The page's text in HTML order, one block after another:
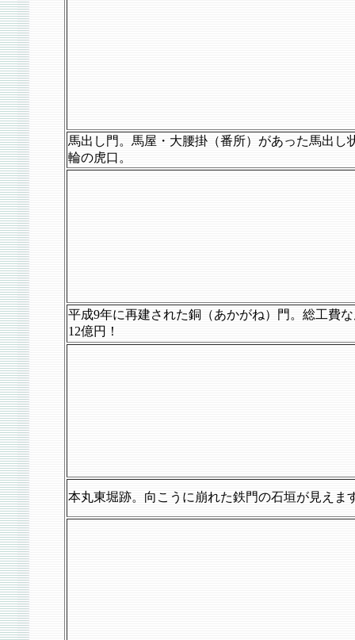
馬出し門。馬屋・大腰掛（番所）があった馬出し
輪の虎口。
平成9年に再建された銅（あかがね）門。総工費
12億円！
本丸東堀跡。向こうに崩れた鉄門の石垣が見えま